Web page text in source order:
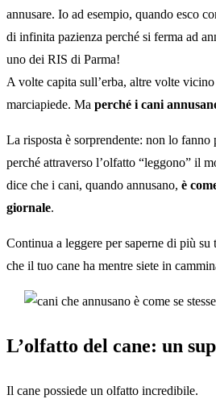
annusare. Io ad esempio, quando esco
di infinita pazienza perché si ferma ad
uno dei RIS di Parma!
A volte capita sull’erba, altre volte
marciapiede. Ma perché i cani
La risposta è sorprendente: non lo fanno
perché attraverso l’olfatto “leggono” il
dice che i cani, quando annusano, è
giornale.
Continua a leggere per saperne di più
che il tuo cane ha mentre siete in
L’olfatto del cane: un
Il cane possiede un olfatto incredibile.